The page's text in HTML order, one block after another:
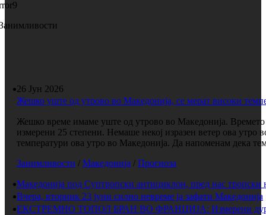
26 Јун 2026
Жешко уште од утрово во Македонија, се мерат високи
Жешко време имаме уште од утрово во Македонија. Времето
измерени 25 степени. Немаше некој изразен ветер ова
температури ова утро во Македонија. Да напоменам дека
Занимливости / Македонија / Прогноза
Македонија под Суптропски антициклон, пред нас тропски
Вчера, вторник 23 јуни силно невреме ја зафати Македонија
ЕКСТРЕМНО ТОПОЛ БРАН ВО ФРАНЦИЈА: Измерени дури